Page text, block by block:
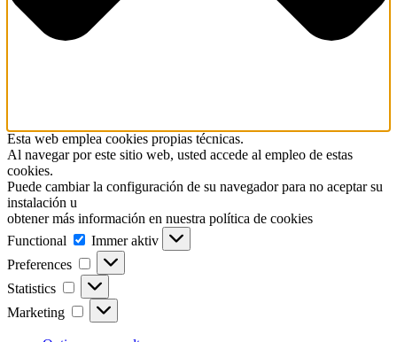
Esta web emplea cookies propias técnicas.
Al navegar por este sitio web, usted accede al empleo de estas
cookies.
Puede cambiar la configuración de su navegador para no aceptar su
instalación u
obtener más información en nuestra política de cookies
Functional
Functional
Immer aktiv
Preferences
Preferences
Statistics Statistics
Marketing Marketing